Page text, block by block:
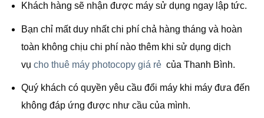
Khách hàng sẽ nhận được máy sử dụng ngay lập tức.
Bạn chỉ mất duy nhất chi phí chả hàng tháng và hoàn
toàn không chịu chi phí nào thêm khi sử dụng dịch
vụ cho thuê máy photocopy giá rẻ của Thanh Bình.
Quý khách có quyền yêu cầu đổi máy khi máy đưa đến
không đáp ứng được như cầu của mình.